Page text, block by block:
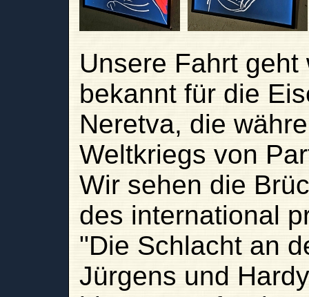
Unsere Fahrt
bekannt für die
Neretva, die
Weltkriegs von
Wir sehen die
des international
"Die Schlacht an
Jürgens und